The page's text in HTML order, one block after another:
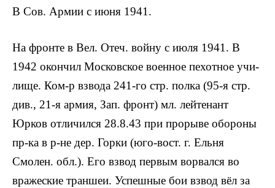
В Сов. Армии с июня 1941.
На фронте в Вел. Отеч. войну с июля 1941. В
1942 окончил Московское военное пехотное учи­
лище. Ком-р взвода 241-го стр. полка (95-я стр.
див., 21-я армия, Зап. фронт) мл. лей­тенант
Юрков отличился 28.8.43 при прорыве обороны
пр-ка в р-не дер. Горки (юго-вост. г. Ельня
Смолен. обл.). Его взвод первым ворвался во
вражеские траншеи. Ус­пешные бои взвод вёл за